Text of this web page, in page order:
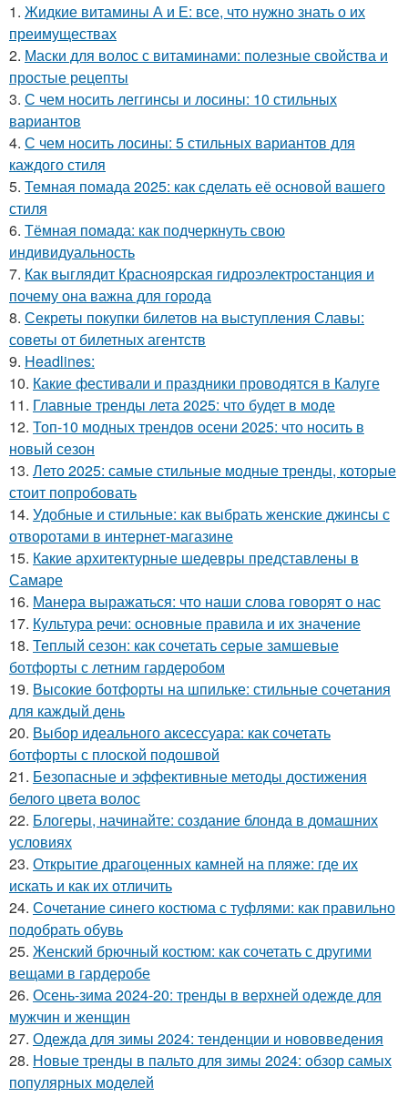
1. Жидкие витамины А и Е: все, что нужно знать о их
преимуществах
2. Маски для волос с витаминами: полезные свойства и
простые рецепты
3. С чем носить леггинсы и лосины: 10 стильных
вариантов
4. С чем носить лосины: 5 стильных вариантов для
каждого стиля
5. Темная помада 2025: как сделать её основой вашего
стиля
6. Тёмная помада: как подчеркнуть свою
индивидуальность
7. Как выглядит Красноярская гидроэлектростанция и
почему она важна для города
8. Секреты покупки билетов на выступления Славы:
советы от билетных агентств
9. Headlines:
10. Какие фестивали и праздники проводятся в Калуге
11. Главные тренды лета 2025: что будет в моде
12. Топ-10 модных трендов осени 2025: что носить в
новый сезон
13. Лето 2025: самые стильные модные тренды, которые
стоит попробовать
14. Удобные и стильные: как выбрать женские джинсы с
отворотами в интернет-магазине
15. Какие архитектурные шедевры представлены в
Самаре
16. Манера выражаться: что наши слова говорят о нас
17. Культура речи: основные правила и их значение
18. Теплый сезон: как сочетать серые замшевые
ботфорты с летним гардеробом
19. Высокие ботфорты на шпильке: стильные сочетания
для каждый день
20. Выбор идеального аксессуара: как сочетать
ботфорты с плоской подошвой
21. Безопасные и эффективные методы достижения
белого цвета волос
22. Блогеры, начинайте: создание блонда в домашних
условиях
23. Открытие драгоценных камней на пляже: где их
искать и как их отличить
24. Сочетание синего костюма с туфлями: как правильно
подобрать обувь
25. Женский брючный костюм: как сочетать с другими
вещами в гардеробе
26. Осень-зима 2024-20: тренды в верхней одежде для
мужчин и женщин
27. Одежда для зимы 2024: тенденции и нововведения
28. Новые тренды в пальто для зимы 2024: обзор самых
популярных моделей